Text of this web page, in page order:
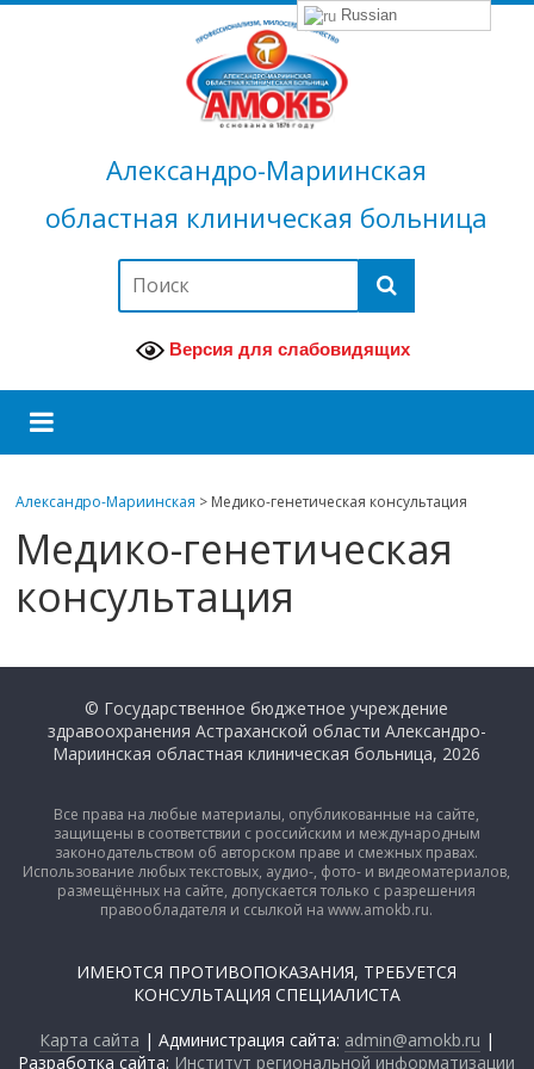
Александро-Мариинская
областная клиническая больница
Версия для слабовидящих
Александро-Мариинская > Медико-генетическая консультация
Медико-генетическая
консультация
© Государственное бюджетное учреждение
здравоохранения Астраханской области Александро-
Мариинская областная клиническая больница, 2026
Все права на любые материалы, опубликованные на сайте,
защищены в соответствии с российским и международным
законодательством об авторском праве и смежных правах.
Использование любых текстовых, аудио-, фото- и видеоматериалов,
размещённых на сайте, допускается только с разрешения
правообладателя и ссылкой на www.amokb.ru.
ИМЕЮТСЯ ПРОТИВОПОКАЗАНИЯ, ТРЕБУЕТСЯ
КОНСУЛЬТАЦИЯ СПЕЦИАЛИСТА
Карта сайта | Администрация сайта: admin@amokb.ru |
Разработка сайта: Институт региональной информатизации
Russian